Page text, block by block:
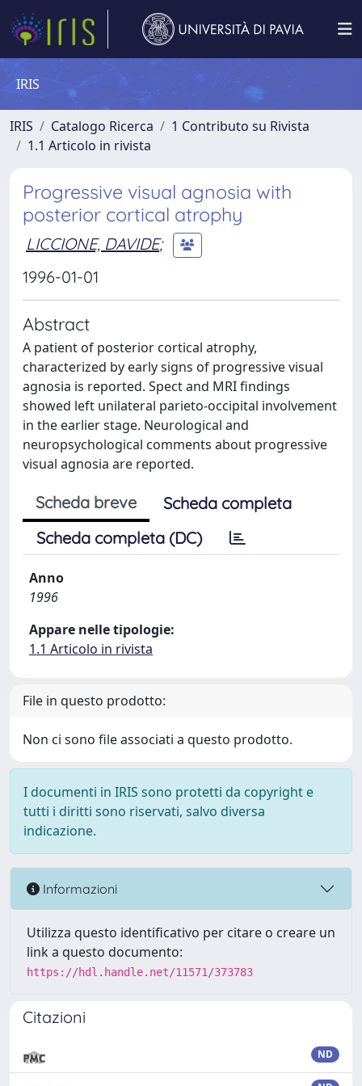
IRIS
IRIS Catalogo Ricerca
1 Contributo su Rivista
1.1 Articolo in rivista
Progressive visual agnosia with
posterior cortical atrophy
LICCIONE, DAVIDE;
1996-01-01
Abstract
A patient of posterior cortical atrophy,
characterized by early signs of progressive visual
agnosia is reported. Spect and MRI findings
showed left unilateral parieto-occipital involvement
in the earlier stage. Neurological and
neuropsychological comments about progressive
visual agnosia are reported.
Scheda breve
Scheda completa
Scheda completa (DC)
Anno
1996
Appare nelle tipologie:
1.1 Articolo in rivista
File in questo prodotto:
Non ci sono file associati a questo prodotto.
I documenti in IRIS sono protetti da copyright e
tutti i diritti sono riservati, salvo diversa
indicazione.
Informazioni
Utilizza questo identificativo per citare o creare un
link a questo documento:
https://hdl.handle.net/11571/373783
Citazioni
ND